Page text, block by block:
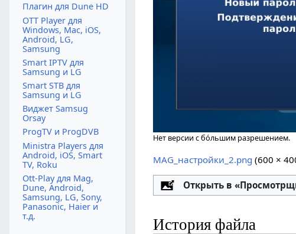
Нет версии с бо́льшим разрешением.
MAG_настройки_2.png ‎(600 ×
Открыть в
Настройка
История файла
Плагин для Dune HD
OTT Player для
Windows, Mac, iOS,
Android, LG,
Samsung
Smart IPTV для
Samsung и LG
Smart STB для
Samsung и LG
Виджет Samsug
Orsay
ProgTV и ProgDVB
Ministra Players для
Android, iOS, Smart
TV, Roku
Ott-Play для Mag,
Dune, Android,
Samsung, LG, Sony,
Panasonic, Haier и
т.д.